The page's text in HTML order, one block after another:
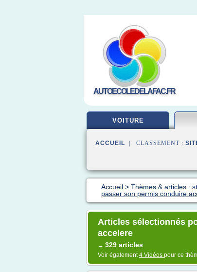
AUTOECOLEDELAFAC.FR
VOITURE
ACCUEIL | CLASSEMENT :
Accueil > Thèmes & articles :
passer son permis conduire
Articles sélectionnés
accelere
→ 329 articles
Voir également4 Vidéos pour ce